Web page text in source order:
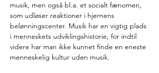
musik, men også bl.a. et socialt fænomen,
som udløser reaktioner i hjernens
belønningscenter. Musik har en vigtig plads
i menneskets udviklingshistorie, for indtil
videre har man ikke kunnet finde en eneste
menneskelig kultur uden musik.